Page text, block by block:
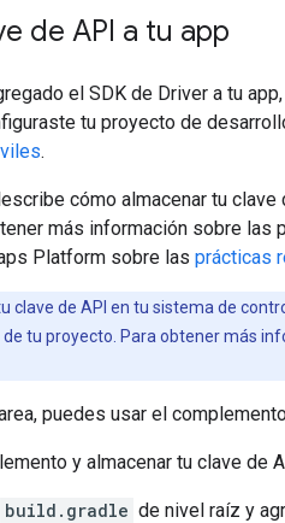
de API a tu app
el SDK de Driver a tu
tu proyecto de
.
cómo almacenar tu
más información sobre
Platform sobre las prácticas
clave de API en tu sistema de
de tu proyecto. Para obtener más
puedes usar el
y almacenar tu clave de
build.gradle de nivel raíz y